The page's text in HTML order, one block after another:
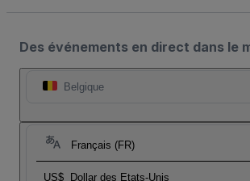
Des événements en direct dans le
Belgique
Français (FR)
US$ Dollar des Etats-Unis